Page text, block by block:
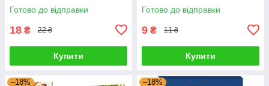
633437 G-Rich
Готово до відправки
18 ₴ 22 ₴
Купити
Готово до відправки
9 ₴ 11 ₴
Купити
–18% –18%